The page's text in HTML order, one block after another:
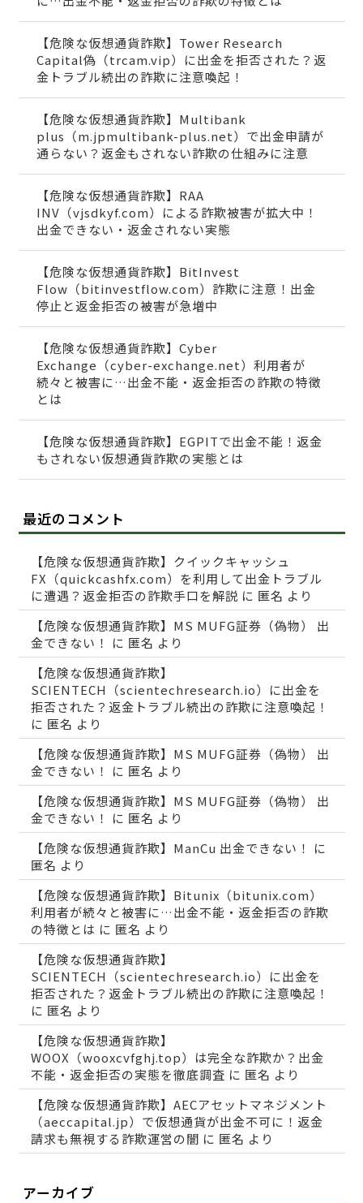
【危険な仮想通貨詐欺】Tower Research
Capital偽（trcam.vip）に出金を拒否された？返
金トラブル続出の詐欺に注意喚起！
【危険な仮想通貨詐欺】Multibank
plus（m.jpmultibank-plus.net）で出金申請が
通らない？返金もされない詐欺の仕組みに注意
【危険な仮想通貨詐欺】RAA
INV（vjsdkyf.com）による詐欺被害が拡大中！
出金できない・返金されない実態
【危険な仮想通貨詐欺】BitInvest
Flow（bitinvestflow.com）詐欺に注意！出金
停止と返金拒否の被害が急増中
【危険な仮想通貨詐欺】Cyber
Exchange（cyber-exchange.net）利用者が
続々と被害に…出金不能・返金拒否の詐欺の特徴
とは
【危険な仮想通貨詐欺】EGPITで出金不能！返金
もされない仮想通貨詐欺の実態とは
最近のコメント
【危険な仮想通貨詐欺】クイックキャッシュ
FX（quickcashfx.com）を利用して出金トラブル
に遭遇？返金拒否の詐欺手口を解説 に 匿名 より
【危険な仮想通貨詐欺】MS MUFG証券（偽物） 出
金できない！
に 匿名 より
【危険な仮想通貨詐欺】
SCIENTECH（scientechresearch.io）に出金を
拒否された？返金トラブル続出の詐欺に注意喚起！
に 匿名 より
【危険な仮想通貨詐欺】MS MUFG証券（偽物） 出
金できない！
に 匿名 より
【危険な仮想通貨詐欺】MS MUFG証券（偽物） 出
金できない！
に 匿名 より
【危険な仮想通貨詐欺】ManCu 出金できない！
に
匿名 より
【危険な仮想通貨詐欺】Bitunix（bitunix.com）
利用者が続々と被害に…出金不能・返金拒否の詐欺
の特徴とは に 匿名 より
【危険な仮想通貨詐欺】
SCIENTECH（scientechresearch.io）に出金を
拒否された？返金トラブル続出の詐欺に注意喚起！
に 匿名 より
【危険な仮想通貨詐欺】
WOOX（wooxcvfghj.top）は完全な詐欺か？出金
不能・返金拒否の実態を徹底調査 に 匿名 より
【危険な仮想通貨詐欺】AECアセットマネジメント
（aeccapital.jp）で仮想通貨が出金不可に！返金
請求も無視する詐欺運営の闇 に 匿名 より
アーカイブ